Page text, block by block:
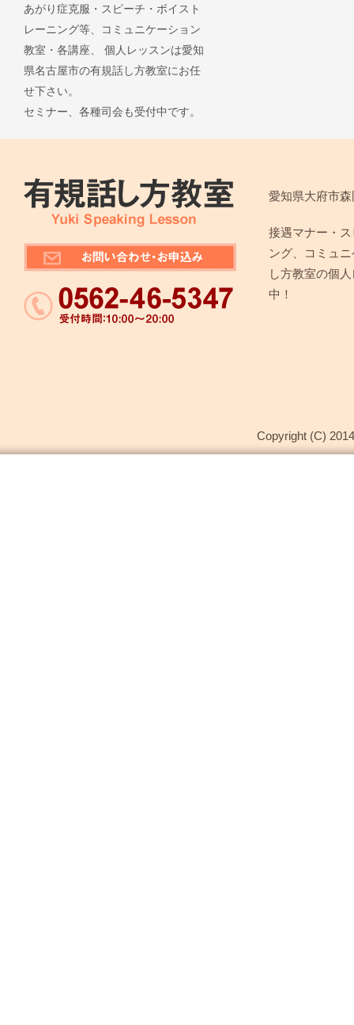
あがり症克服・スピーチ・ボイスト
レーニング等、コミュニケーション
教室・各講座、 個人レッスンは愛知
県名古屋市の有規話し方教室にお任
せ下さい。
セミナー、各種司会も受付中です。
愛知県大府市
接遇マナー・
ング、コミュ
し方教室の個
中！
Copyright (C)